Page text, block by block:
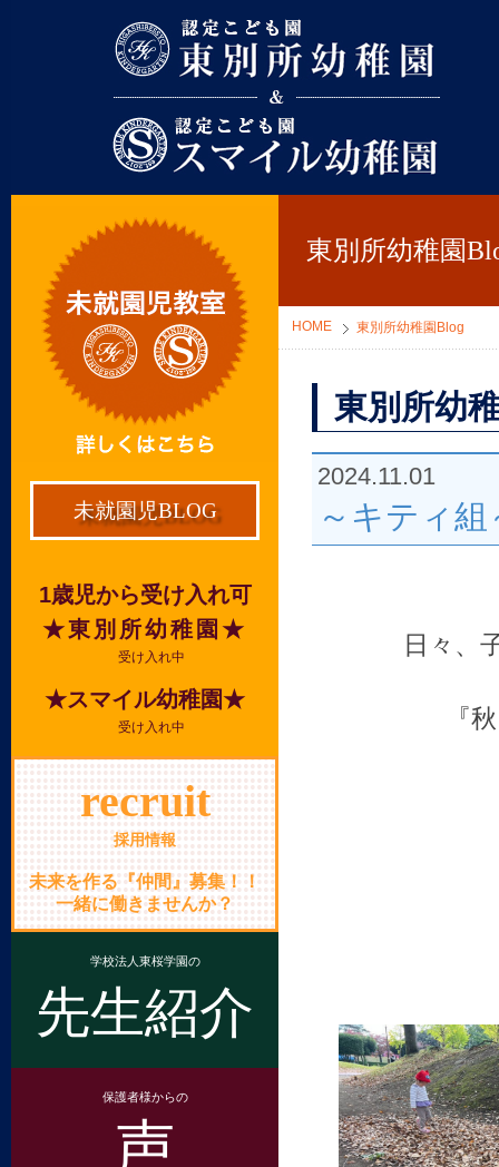
東別所幼稚園
HOME 東別所幼稚園Blog
東別所幼
2024.11.01
～キティ組
日々、
『
未就園児BLOG
1歳児から受け入れ可
★東別所幼稚園★
受け入れ中
★スマイル幼稚園★
受け入れ中
recruit
採用情報
未来を作る『仲間』募集！！
一緒に働きませんか？
学校法人東桜学園の
先生紹介
保護者様からの
声